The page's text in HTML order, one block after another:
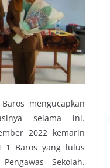
mengucapkan
selama ini.
2022 kemarin
1 Baros yang lulus
Sekolah.